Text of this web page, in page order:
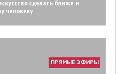
сделать ближе и
человеку
ПРЯМЫЕ ЭФИРЫ